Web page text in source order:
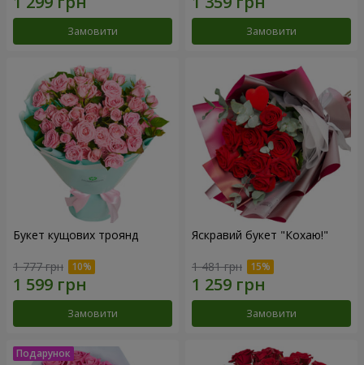
Замовити Замовити
Букет кущових троянд
1 777 грн
Замовити
Яскравий букет "Кохаю!"
1 481 грн
Замовити